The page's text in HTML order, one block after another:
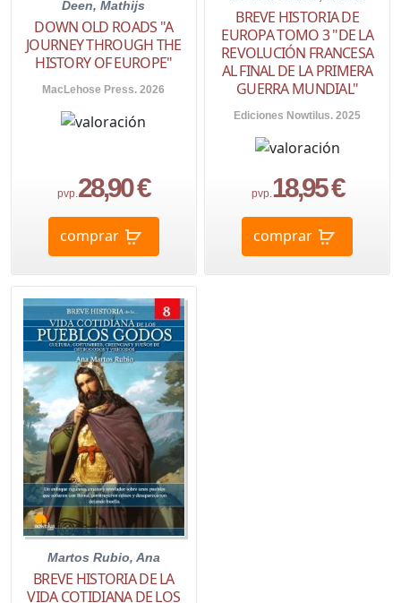
Deen, Mathijs
DOWN OLD ROADS "A
JOURNEY THROUGH THE
HISTORY OF EUROPE"
MacLehose Press. 2026
pvp.28,90 €
comprar
BREVE HISTORIA DE
EUROPA TOMO 3 "DE LA
REVOLUCIÓN FRANCESA
AL FINAL DE LA PRIMERA
GUERRA MUNDIAL"
Ediciones Nowtilus. 2025
pvp.18,95 €
comprar
Martos Rubio, Ana
BREVE HISTORIA DE LA
VIDA COTIDIANA DE LOS